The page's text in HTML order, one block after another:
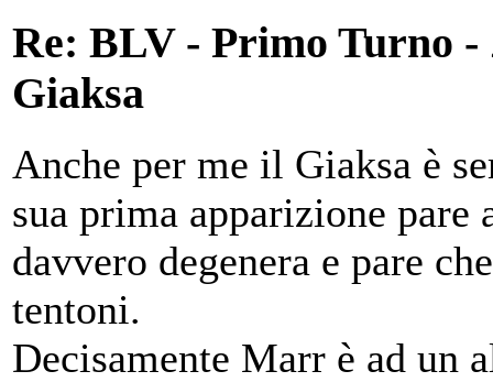
Re: BLV - Primo Turno
Giaksa
Anche per me il Giaksa è
sua prima apparizione pare
davvero degenera e pare
tentoni.
Decisamente Marr è ad